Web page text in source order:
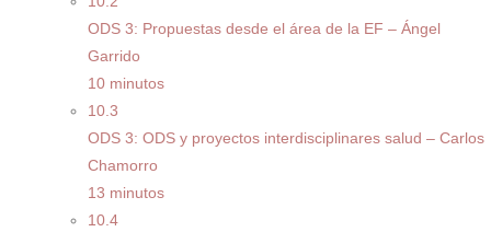
ODS 3: Propuestas desde el área de la EF – Ángel
Garrido
10 minutos
10.3
ODS 3: ODS y proyectos interdisciplinares salud – Carlos
Chamorro
13 minutos
10.4